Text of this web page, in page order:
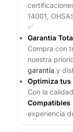
14001,
✅
Garantía
Compra con
nuestra
garantía y
Optimiza tus
Con la
Compatibles
experiencia